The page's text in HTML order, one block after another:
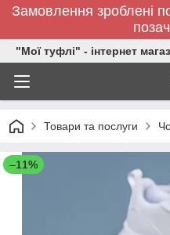
Замовлення зроблені
"Мої туфлі" - інтернет
Товари та послуги
–11%